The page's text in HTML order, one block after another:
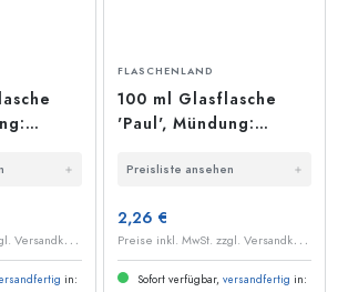
P
reise inkl. MwSt. zzgl. Versandkosten
in:
FLASCHENLAND
100 ml Glasflasche
'Paul', Mündung:
Preisliste ansehen
2,26 €
P
reise inkl. MwSt. zzgl. Versandkosten
Sofort verfügbar, versandfertig in: